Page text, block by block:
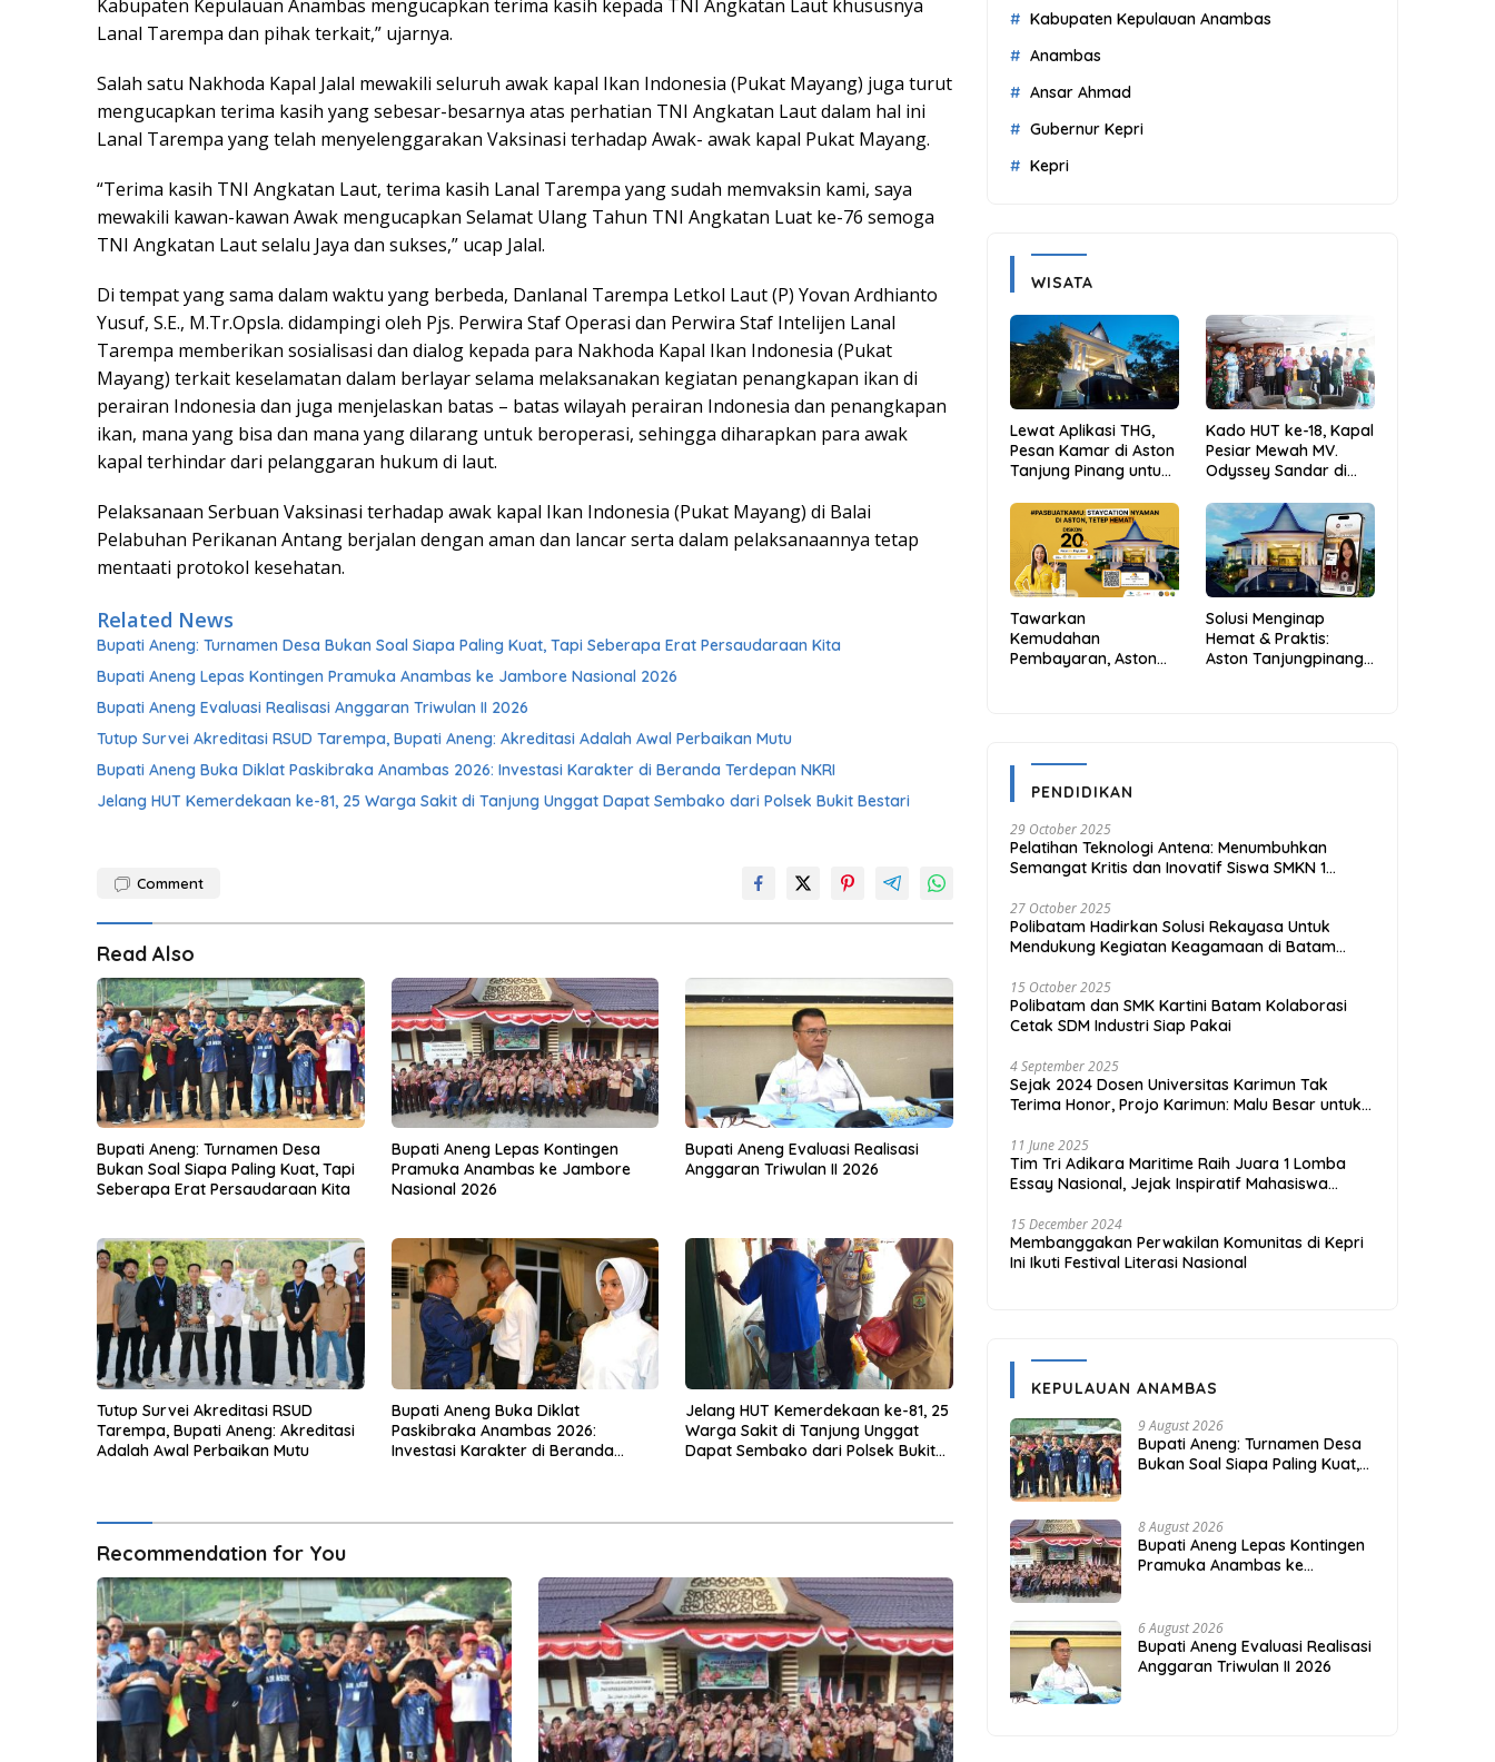
Kabupaten Kepulauan Anambas mengucapkan terima kasih kepada TNI Angkatan Laut khususnya
Lanal Tarempa dan pihak terkait,” ujarnya.
Salah satu Nakhoda Kapal Jalal mewakili seluruh awak kapal Ikan Indonesia (Pukat Mayang) juga turut
mengucapkan terima kasih yang sebesar-besarnya atas perhatian TNI Angkatan Laut dalam hal ini
Lanal Tarempa yang telah menyelenggarakan Vaksinasi terhadap Awak- awak kapal Pukat Mayang.
“Terima kasih TNI Angkatan Laut, terima kasih Lanal Tarempa yang sudah memvaksin kami, saya
mewakili kawan-kawan Awak mengucapkan Selamat Ulang Tahun TNI Angkatan Luat ke-76 semoga
TNI Angkatan Laut selalu Jaya dan sukses,” ucap Jalal.
Di tempat yang sama dalam waktu yang berbeda, Danlanal Tarempa Letkol Laut (P) Yovan Ardhianto
Yusuf, S.E., M.Tr.Opsla. didampingi oleh Pjs. Perwira Staf Operasi dan Perwira Staf Intelijen Lanal
Tarempa memberikan sosialisasi dan dialog kepada para Nakhoda Kapal Ikan Indonesia (Pukat
Mayang) terkait keselamatan dalam berlayar selama melaksanakan kegiatan penangkapan ikan di
perairan Indonesia dan juga menjelaskan batas – batas wilayah perairan Indonesia dan penangkapan
ikan, mana yang bisa dan mana yang dilarang untuk beroperasi, sehingga diharapkan para awak
kapal terhindar dari pelanggaran hukum di laut.
Pelaksanaan Serbuan Vaksinasi terhadap awak kapal Ikan Indonesia (Pukat Mayang) di Balai
Pelabuhan Perikanan Antang berjalan dengan aman dan lancar serta dalam pelaksanaannya tetap
mentaati protokol kesehatan.
Related News
Bupati Aneng: Turnamen Desa Bukan Soal Siapa Paling Kuat, Tapi Seberapa Erat Persaudaraan Kita
Bupati Aneng Lepas Kontingen Pramuka Anambas ke Jambore Nasional 2026
Bupati Aneng Evaluasi Realisasi Anggaran Triwulan II 2026
Tutup Survei Akreditasi RSUD Tarempa, Bupati Aneng: Akreditasi Adalah Awal Perbaikan Mutu
Bupati Aneng Buka Diklat Paskibraka Anambas 2026: Investasi Karakter di Beranda Terdepan NKRI
Jelang HUT Kemerdekaan ke-81, 25 Warga Sakit di Tanjung Unggat Dapat Sembako dari Polsek Bukit Bestari
Comment
Read Also
Bupati Aneng: Turnamen Desa
Bukan Soal Siapa Paling Kuat, Tapi
Seberapa Erat Persaudaraan Kita
Bupati Aneng Lepas Kontingen
Pramuka Anambas ke Jambore
Nasional 2026
Bupati Aneng Evaluasi Realisasi
Anggaran Triwulan II 2026
Tutup Survei Akreditasi RSUD
Tarempa, Bupati Aneng: Akreditasi
Adalah Awal Perbaikan Mutu
Bupati Aneng Buka Diklat
Paskibraka Anambas 2026:
Investasi Karakter di Beranda
Jelang HUT Kemerdekaan ke-81, 25
Warga Sakit di Tanjung Unggat
Dapat Sembako dari Polsek Bukit
Recommendation for You
Kabupaten Kepulauan Anambas
Anambas
Ansar Ahmad
Gubernur Kepri
Kepri
WISATA
Lewat Aplikasi THG,
Pesan Kamar di Aston
Tanjung Pinang untuk
Lebih Praktis dan
Kado HUT ke-18, Kapal
Pesiar Mewah MV.
Odyssey Sandar di
Aneng: Anambas Siap
Mendunia
Tawarkan
Kemudahan
Pembayaran, Aston
Solusi Menginap
Hemat & Praktis:
Aston Tanjungpinang
PENDIDIKAN
29 October 2025
Pelatihan Teknologi Antena: Menumbuhkan
Semangat Kritis dan Inovatif Siswa SMKN 1
27 October 2025
Polibatam Hadirkan Solusi Rekayasa Untuk
Mendukung Kegiatan Keagamaan di Batam
15 October 2025
Polibatam dan SMK Kartini Batam Kolaborasi
Cetak SDM Industri Siap Pakai
4 September 2025
Sejak 2024 Dosen Universitas Karimun Tak
Terima Honor, Projo Karimun: Malu Besar untuk
11 June 2025
Tim Tri Adikara Maritime Raih Juara 1 Lomba
Essay Nasional, Jejak Inspiratif Mahasiswa
15 December 2024
Membanggakan Perwakilan Komunitas di Kepri
Ini Ikuti Festival Literasi Nasional
KEPULAUAN ANAMBAS
9 August 2026
Bupati Aneng: Turnamen Desa
Bukan Soal Siapa Paling Kuat,
8 August 2026
Bupati Aneng Lepas Kontingen
Pramuka Anambas ke
6 August 2026
Bupati Aneng Evaluasi Realisasi
Anggaran Triwulan II 2026